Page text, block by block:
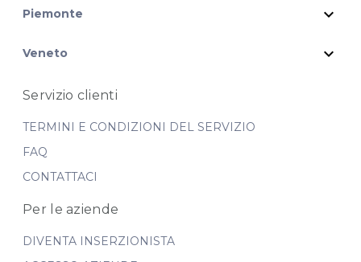
Piemonte expand_more
Veneto expand_more
Servizio clienti
TERMINI E CONDIZIONI DEL SERVIZIO
FAQ
CONTATTACI
Per le aziende
DIVENTA INSERZIONISTA